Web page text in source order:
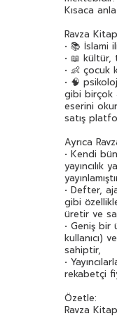
Kısaca
Ravza
• 📚 İslami
• 📖
• 👶 çocuk
• 🧠
gibi birçok
eserini
satış
Ayrıca
• Kendi
yayıncılık
• Defter,
gibi
üretir ve
• Geniş
kullanıcı)
sahiptir,
•
rekabetçi
Özetle:
Ravza